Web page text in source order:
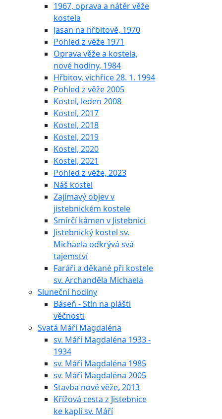
1967, oprava a nátěr věže
kostela
Jasan na hřbitově, 1970
Pohled z věže 1971
Oprava věže a kostela,
nové hodiny, 1984
Hřbitov, vichřice 28. 1. 1994
Pohled z věže 2005
Kostel, leden 2008
Kostel, 2017
Kostel, 2018
Kostel, 2019
Kostel, 2020
Kostel, 2021
Pohled z věže, 2023
Náš kostel
Zajímavý objev v
jistebnickém kostele
Smírčí kámen v Jistebnici
Jistebnický kostel sv.
Michaela odkrývá svá
tajemství
Faráři a děkané při kostele
sv. Archanděla Michaela
Sluneční hodiny
Báseň - Stín na plášti
věčnosti
Svatá Máří Magdaléna
sv. Máří Magdaléna 1933 -
1934
sv. Máří Magdaléna 1985
sv. Máří Magdaléna 2005
Stavba nové věže, 2013
Křížová cesta z Jistebnice
ke kapli sv. Máří